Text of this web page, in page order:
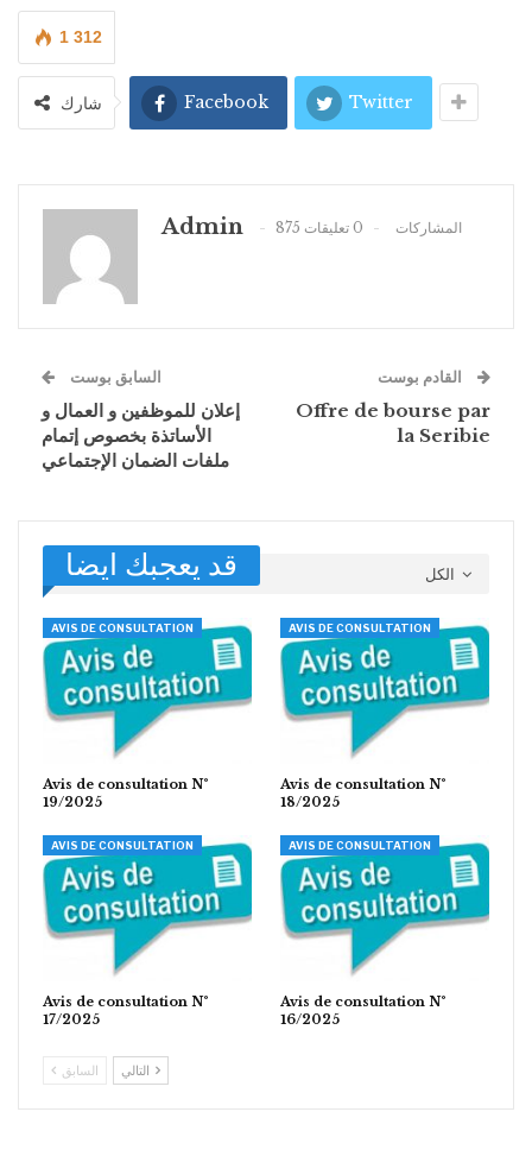
1 312
شارك Facebook Twitter
Admin 875 المشاركات 0 تعليقات
السابق بوست
إعلان للموظفين و العمال و
الأساتذة بخصوص إتمام
ملفات الضمان الإجتماعي
Offre de bourse par
la Seribie
قد يعجبك ايضا
AVIS DE CONSULTATION
Avis de consultation N°
19/2025
AVIS DE CONSULTATION
Avis de consultation N°
18/2025
AVIS DE CONSULTATION
Avis de consultation N°
17/2025
AVIS DE CONSULTATION
Avis de consultation N°
16/2025
السابق